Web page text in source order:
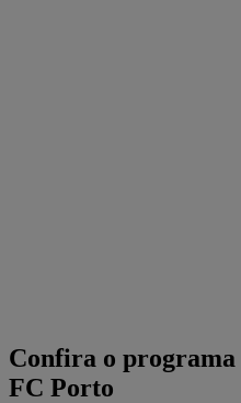
Confira o programa
FC Porto